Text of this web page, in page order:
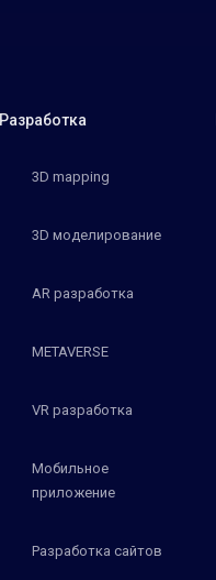
Разработка
3D mapping
3D моделирование
AR разработка
METAVERSE
VR разработка
Мобильное
приложение
Разработка сайтов